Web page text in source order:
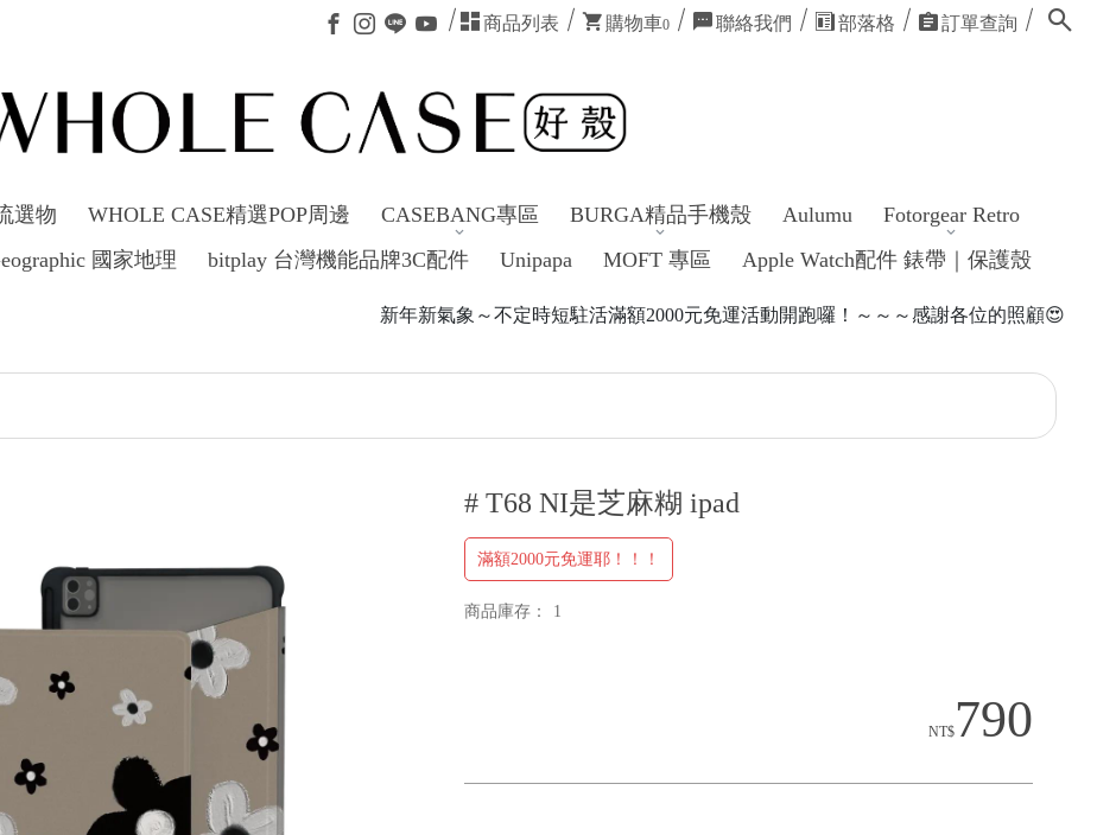
商品列表 購物車0 聯絡我們 部落格 訂單查詢
選物 WHOLE CASE精選POP周邊 CASEBANG專區 BURGA精品手機殼 Aulumu
Fotorgear Retro
國家地理 bitplay 台灣機能品牌3C配件 Unipapa MOFT 專區 Apple Watch配件 錶帶｜保護殼
新年新氣象～不定時短駐活滿額2000元免運活動開跑囉！～～～感謝各位的照顧😍
# T68 NI是芝麻糊 ipad
滿額2000元免運耶！！！
商品庫存： 1
NT$ 790